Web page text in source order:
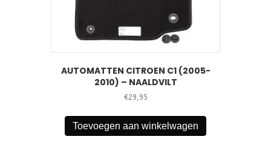
AUTOMATTEN CITROEN C1 (2005-
2010) – NAALDVILT
€29,95
Toevoegen aan winkelwagen